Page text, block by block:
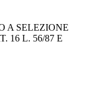
A SELEZIONE
16 L. 56/87 E